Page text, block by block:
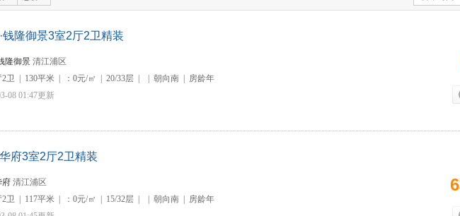
钱隆御景3室2厅2卫精装
隆御景 清江浦区
2卫
130平米 ：0元/㎡ 20/33层 朝向南
房龄年
08 01:47更新
府3室2厅2卫精装
府 清江浦区
2卫
117平米 ：0元/㎡ 15/32层 朝向南
房龄年